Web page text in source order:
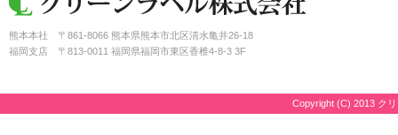
熊本本社
〒861-8066 熊本県熊本市北区清水亀井26-18
福岡支店
〒813-0011 福岡県福岡市東区香椎4-8-3 3F
Copyright (C) 2013 ク